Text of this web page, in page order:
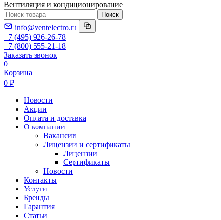
Вентиляция и кондиционирование
Поиск
info@ventelectro.ru
+7 (495) 926-26-78
+7 (800) 555-21-18
Заказать звонок
0
Корзина
0 ₽
Новости
Акции
Оплата и доставка
О компании
Вакансии
Лицензии и сертификаты
Лицензии
Сертификаты
Новости
Контакты
Услуги
Бренды
Гарантия
Статьи